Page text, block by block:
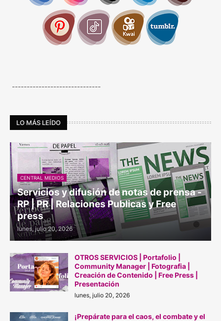
------------------------------
LO MÁS LEÍDO
CENTRAL MEDIOS
Servicios y difusión de notas de prensa -
RP | PR | Relaciones Publicas y Free
press
lunes, julio 20, 2026
OTROS SERVICIOS | Portafolio |
Community Manager | Fotografia |
Creación de Contenido | Free Press |
Presentación
lunes, julio 20, 2026
¡Prepárate para el caos, el combate y el